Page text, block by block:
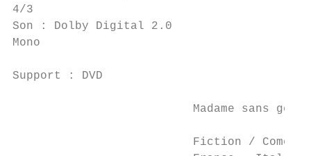
4/3
Son : Dolby Digital 2.0
Mono
Support : DVD
                          Madame sans gêne
Fiction /